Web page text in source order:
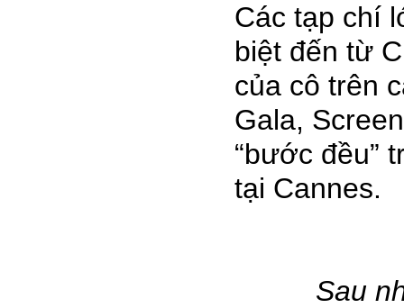
Các tạp chí
biệt đến từ
của cô trên
Gala,
“bước đều”
tại Cannes.
Sau